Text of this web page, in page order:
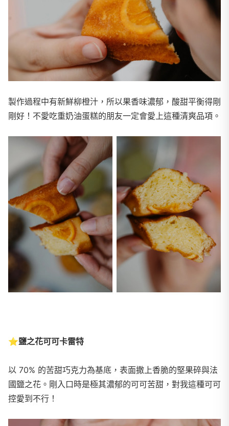
製作過程中有新鮮柳橙汁，所以果香味濃郁，酸甜平衡得剛
剛好！不愛吃重奶油蛋糕的朋友一定會愛上這種清爽品項。
⭐鹽之花可可卡雷特
以 70% 的苦甜巧克力為基底，表面撒上香脆的堅果碎與法
國鹽之花。剛入口時是極其濃郁的可可苦甜，對我這種可可
控愛到不行！